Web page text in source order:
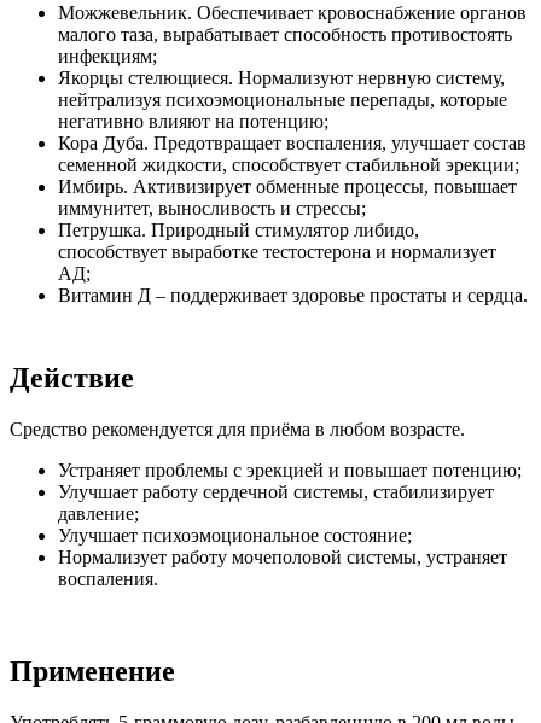
Можжевельник. Обеспечивает кровоснабжение органов
малого таза, вырабатывает способность противостоять
инфекциям;
Якорцы стелющиеся. Нормализуют нервную систему,
нейтрализуя психоэмоциональные перепады, которые
негативно влияют на потенцию;
Кора Дуба. Предотвращает воспаления, улучшает состав
семенной жидкости, способствует стабильной эрекции;
Имбирь. Активизирует обменные процессы, повышает
иммунитет, выносливость и стрессы;
Петрушка. Природный стимулятор либидо,
способствует выработке тестостерона и нормализует
АД;
Витамин Д – поддерживает здоровье простаты и сердца.
Действие
Средство рекомендуется для приёма в любом возрасте.
Устраняет проблемы с эрекцией и повышает потенцию;
Улучшает работу сердечной системы, стабилизирует
давление;
Улучшает психоэмоциональное состояние;
Нормализует работу мочеполовой системы, устраняет
воспаления.
Применение